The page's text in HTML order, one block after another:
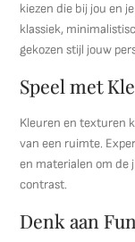
kiezen die bij jou en
klassiek,
gekozen stijl jouw
Speel met
Kleuren en texturen
van een ruimte.
en materialen om de
contrast.
Denk aan